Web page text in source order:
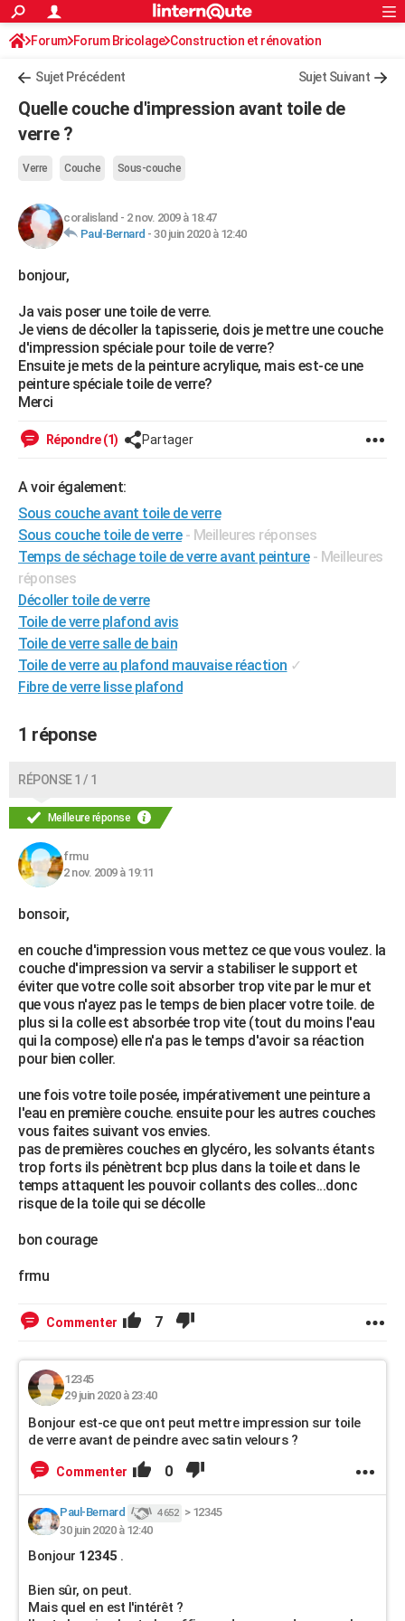
ACTUALITÉS
Politique
Société
Faits Divers
Education
Monde
Villes
+
Programme TV
Streaming
Sorties cinéma
FINANCE
Retraite
Impôts
Epargne
Immobilier
Risques naturels par ville
Banque
Assurance
Crédit
AUTO
Essais
Réserver un essai
Citadines
Berlines
SUV
Forum auto
HIGH-TECH
Mobiles
Meilleur smartphone
Internet
Ordinateurs
Jeux vidéo
Guide high-tech
+BRICOLAGE
Forum
Aménagement intérieur
Extérieur
Cuisine
Salle de bains
Jardinage
Rangement
WEEK-END
Guides de France
Escapades
Patrimoine
Expositions
Musées
Week-end nature
+LIFESTYLE
Art de vivre
Bien-être
Loisirs
Mode
Modes de vie
SANTE
Alimentation
Guide de la santé
Maladies
Médicaments
Sommeil
VOYAGE
PHOTO
CARTE DE VOEUX
Carte de Noël
Carte Bonne année
Carte Saint-Valentin
Carte Pâques
Carte d'anniversaire
DICTIONNAIRE
Dictionnaire
Biographies
Citations
Expressions
Proverbes
PROGRAMME TV
COPAINS D'AVANT
S'inscrire
Se connecter
Lycées
Collèges
Primaires
Universités
Entreprises
Service militaire
Avis de recherche
AVIS DE DÉCÈS
Rechercher
S'inscrire
Connexion
Forum Forum Bricolage Construction et rénovation
Peinture, Vernis, Tapissserie
Sujet Précédent Sujet Suivant
Quelle couche d'impression avant toile de
verre ?
Verre Couche Sous-couche
coralisland - 2 nov. 2009 à 18:47
Paul-Bernard - 30 juin 2020 à 12:40
bonjour,
Ja vais poser une toile de verre.
Je viens de décoller la tapisserie, dois je mettre une couche
d'impression spéciale pour toile de verre?
Ensuite je mets de la peinture acrylique, mais est-ce une
peinture spéciale toile de verre?
Merci
Répondre (1) Partager
A voir également:
Sous couche avant toile de verre
Sous couche toile de verre - Meilleures réponses
Temps de séchage toile de verre avant peinture - Meilleures
réponses
Décoller toile de verre
Toile de verre plafond avis
Toile de verre salle de bain
Toile de verre au plafond mauvaise réaction ✓
Fibre de verre lisse plafond
1 réponse
RÉPONSE 1 / 1
Meilleure réponse
frmu
2 nov. 2009 à 19:11
bonsoir,
en couche d'impression vous mettez ce que vous voulez. la
couche d'impression va servir a stabiliser le support et
éviter que votre colle soit absorber trop vite par le mur et
que vous n'ayez pas le temps de bien placer votre toile. de
plus si la colle est absorbée trop vite (tout du moins l'eau
qui la compose) elle n'a pas le temps d'avoir sa réaction
pour bien coller.
une fois votre toile posée, impérativement une peinture a
l'eau en première couche. ensuite pour les autres couches
vous faites suivant vos envies.
pas de premières couches en glycéro, les solvants étants
trop forts ils pénètrent bcp plus dans la toile et dans le
temps attaquent les pouvoir collants des colles...donc
risque de la toile qui se décolle
bon courage
frmu
Commenter 7
12345
29 juin 2020 à 23:40
Bonjour est-ce que ont peut mettre impression sur toile
de verre avant de peindre avec satin velours ?
Commenter 0
Paul-Bernard 4 652 > 12345
30 juin 2020 à 12:40
Bonjour 12345 .
Bien sûr, on peut.
Mais quel en est l'intérêt ?